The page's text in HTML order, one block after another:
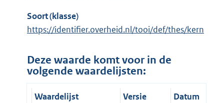
Soort (klasse)
https://identifier.overheid.nl/tooi/def/thes/kern
Deze waarde komt voor in de
volgende waardelijsten:
Waardelijst Versie Datum